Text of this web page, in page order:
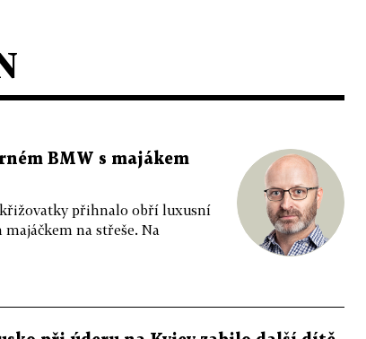
BMW s majákem
křižovatky přihnalo obří luxusní
na střeše. Na